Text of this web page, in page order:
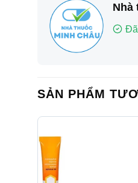
Nhà
Đã
SẢN PHẨM